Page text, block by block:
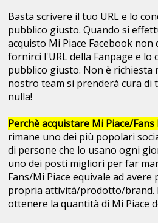
Basta scrivere il tuo URL e lo
pubblico giusto. Quando si
acquisto Mi Piace Facebook
fornirci l'URL della Fanpage e lo
pubblico giusto. Non è richiesta
nostro team si prenderà cura di
nulla!
Perchè acquistare Mi Piace/Fans
rimane uno dei più popolari
di persone che lo usano ogni
uno dei posti migliori per far
Fans/Mi Piace equivale ad
propria attività/prodotto/brand.
ottenere la quantità di Mi Piace